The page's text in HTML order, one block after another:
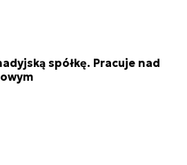
spółkę. Pracuje nad